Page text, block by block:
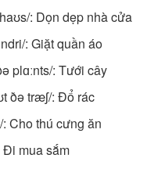
: Dọn dẹp nhà cửa
: Giặt quần áo
plɑːnts/: Tưới cây
ðə træʃ/: Đổ rác
: Cho thú cưng ăn
Đi mua sắm